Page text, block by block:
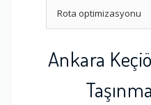
Rota optimizasyonu
Ankara